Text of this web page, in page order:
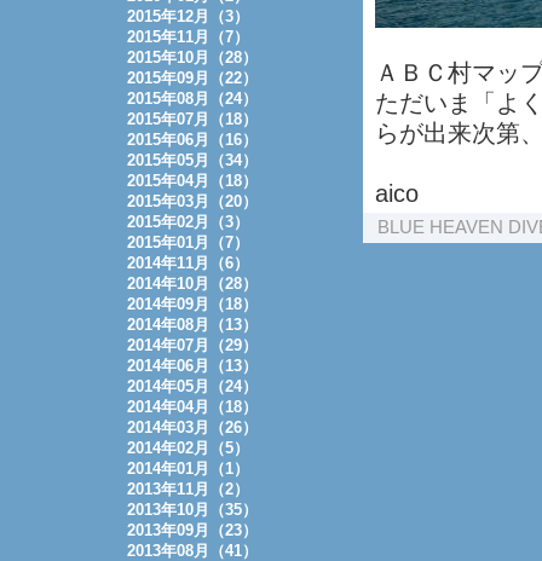
ＡＢＣ村マッ
ただいま「よ
らが出来次第
aico
BLUE HEAVEN
2015年12月（3）
2015年11月（7）
2015年10月（28）
2015年09月（22）
2015年08月（24）
2015年07月（18）
2015年06月（16）
2015年05月（34）
2015年04月（18）
2015年03月（20）
2015年02月（3）
2015年01月（7）
2014年11月（6）
2014年10月（28）
2014年09月（18）
2014年08月（13）
2014年07月（29）
2014年06月（13）
2014年05月（24）
2014年04月（18）
2014年03月（26）
2014年02月（5）
2014年01月（1）
2013年11月（2）
2013年10月（35）
2013年09月（23）
2013年08月（41）